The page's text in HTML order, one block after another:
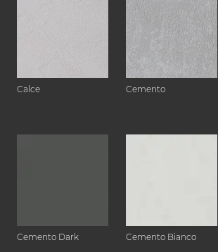
Calce Cemento
Cemento Dark Cemento Bianco